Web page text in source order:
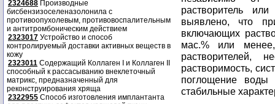
2324688 Производные
бисбензизоселеназолонила с
противоопухолевым, противовоспалительным
и антитромбоническим действием
2323017 Устройство и способ
контролируемый доставки активных веществ в
кожу
2323011 Содержащий Коллаген I и Коллаген II
способный к рассасыванию внеклеточный
матрикс, предназначенный для
реконструирования хряща
2322955 Способ изготовления имплантанта
растворитель
выявлено, что
включающих
мас.% или
растворителей,
растворимость,
поглощение
стабильные